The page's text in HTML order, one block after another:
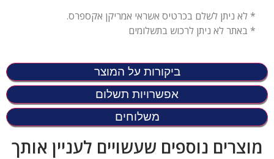
ביקורות על המוצר
אפשרויות תשלום
משלוחים
* לא ניתן לשלם בכרטיס אשראי אמריקן אקספרס.
* באתר לא ניתן לרכוש בתשלומים
מוצרים נוספים שעשויים לעניין אותך